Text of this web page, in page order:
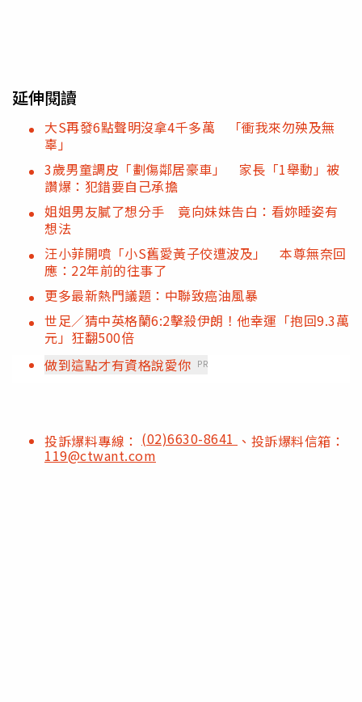
延伸閱讀
大S再發6點聲明沒拿4千多萬 「衝我來勿殃及無
辜」
3歲男童調皮「劃傷鄰居豪車」 家長「1舉動」被
讚爆：犯錯要自己承擔
姐姐男友膩了想分手 竟向妹妹告白：看妳睡姿有
想法
汪小菲開噴「小S舊愛黃子佼遭波及」 本尊無奈回
應：22年前的往事了
更多最新熱門議題：中聯致癌油風暴
世足／猜中英格蘭6:2擊殺伊朗！他幸運「抱回9.3萬
元」狂翻500倍
做到這點才有資格說愛你 PR
投訴爆料專線： (02)6630-8641 、投訴爆料信箱：
119@ctwant.com